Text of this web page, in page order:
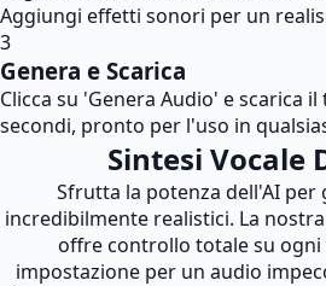
Aggiungi effetti sonori per un
3
Genera e Scarica
Clicca su 'Genera Audio' e scarica
secondi, pronto per l'uso in
Sintesi Vocale
Sfrutta la potenza dell'AI per
incredibilmente realistici. La
offre controllo totale su ogni
impostazione per un audio